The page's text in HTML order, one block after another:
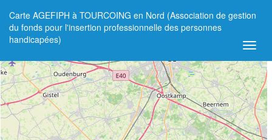
Carte AGEFIPH à TOURCOING en Nord (Association de gestion
du fonds pour l'insertion professionnelle des personnes
handicapées)
+
−